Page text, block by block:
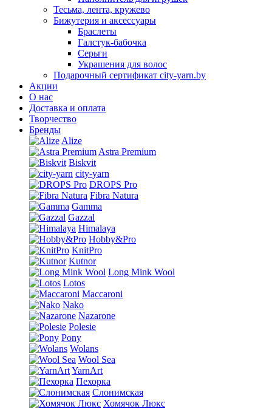
Тесьма, лента, кружево
Бижутерия и аксессуары
Браслеты
Галстук-бабочка
Серьги
Украшения для волос
Подарочный сертификат city-yarn.by
Акции
О нас
Доставка и оплата
Творчество
Бренды
Alize
Astra Premium
Biskvit
city-yarn
DROPS Pro
Fibra Natura
Gamma
Gazzal
Himalaya
Hobby&Pro
KnitPro
Kutnor
Long Mink Wool
Lotos
Maccaroni
Nako
Nazarone
Polesie
Pony
Wolans
Wool Sea
YarnArt
Пехорка
Слонимская
Хомячок Люкс